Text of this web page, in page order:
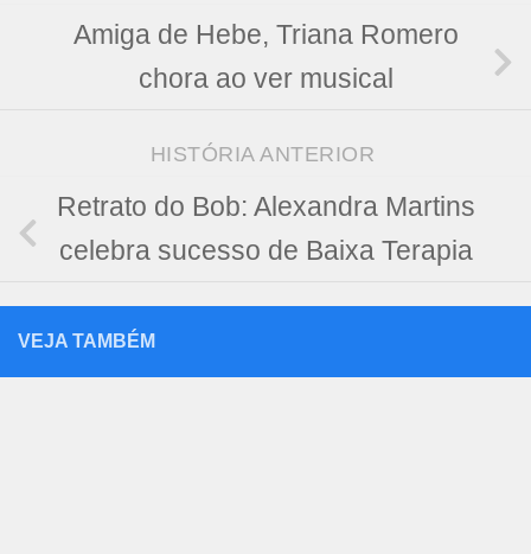
Amiga de Hebe, Triana Romero
chora ao ver musical
HISTÓRIA ANTERIOR
Retrato do Bob: Alexandra Martins
celebra sucesso de Baixa Terapia
VEJA TAMBÉM